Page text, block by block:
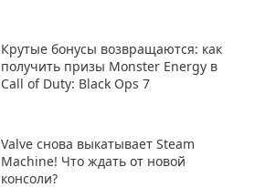
Крутые бонусы возвращаются: как
получить призы Monster Energy в
Call of Duty: Black Ops 7
Valve снова выкатывает Steam
Machine! Что ждать от новой
консоли?